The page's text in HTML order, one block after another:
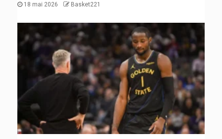
18 mai 2026 Basket221